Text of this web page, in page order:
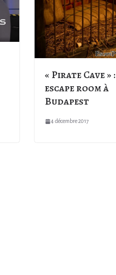
« Pirate Cave » :
escape room à
Budapest
4 décembre 2017